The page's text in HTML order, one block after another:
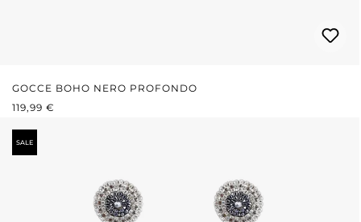
GOCCE BOHO NERO PROFONDO
PREZZO NORMALE:
119,99 €
SALE